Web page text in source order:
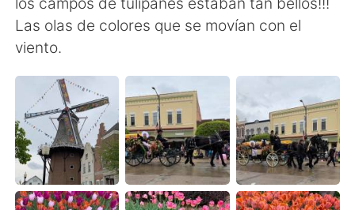
Français Deutsch
日本語
Русский ไทย
Indonesia Italiano
Türkçe Tiếng Việt
Português
Las olas de colores que se movían con el
viento.